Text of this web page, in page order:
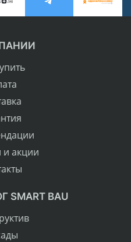
и акции
SMART BAU